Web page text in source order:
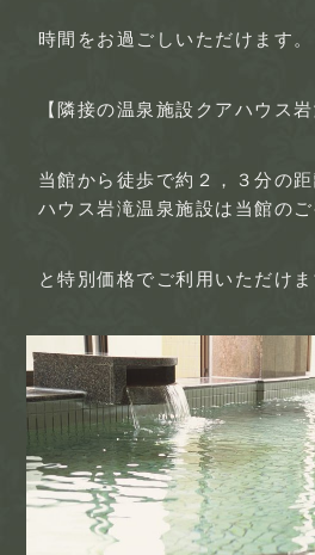
時間をお過ごしいただけます。
【隣接の温泉施設クアハウス岩
当館から徒歩で約２，３分の
ハウス岩滝温泉施設は当館のご
と特別価格でご利用いただけま